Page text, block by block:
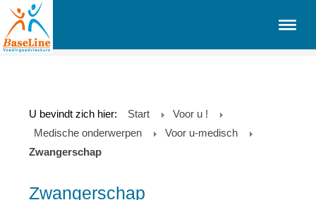
U bevindt zich hier: Start
Voor u !
Medische onderwerpen
Voor u-medisch
Zwangerschap
Zwangerschap